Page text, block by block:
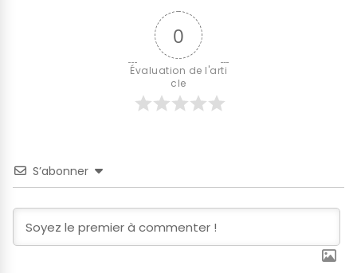
0
Évaluation de l'arti
cle
S’abonner